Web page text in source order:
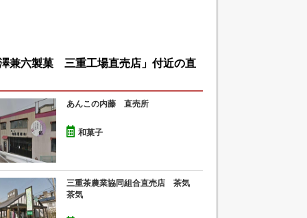
兼六製菓 三重工場直売店」付近の直
あんこの内藤 直売所
和菓子
三重茶農業協同組合直売店 茶気
茶気